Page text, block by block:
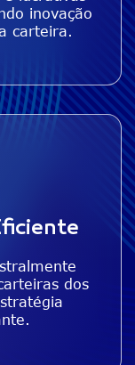
inovação
carteira.
dos